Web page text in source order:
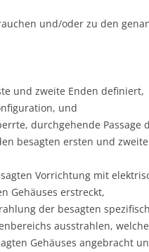
und/oder zu den
und zweite Enden definiert,
und
durchgehende Passage
besagten ersten und
Vorrichtung mit
Gehäuses erstreckt,
der besagten
ausstrahlen,
Gehäuses angebracht